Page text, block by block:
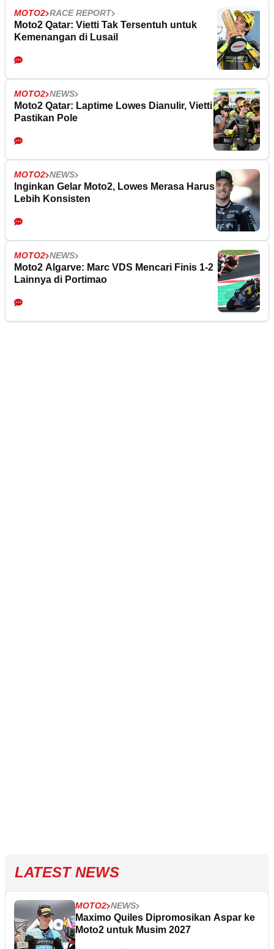
MOTO2 RACE REPORT
Moto2 Qatar: Vietti Tak Tersentuh untuk
Kemenangan di Lusail
MOTO2 NEWS
Moto2 Qatar: Laptime Lowes Dianulir, Vietti
Pastikan Pole
MOTO2 NEWS
Inginkan Gelar Moto2, Lowes Merasa Harus
Lebih Konsisten
MOTO2 NEWS
Moto2 Algarve: Marc VDS Mencari Finis 1-2
Lainnya di Portimao
LATEST NEWS
MOTO2 NEWS
Maximo Quiles Dipromosikan Aspar ke
Moto2 untuk Musim 2027